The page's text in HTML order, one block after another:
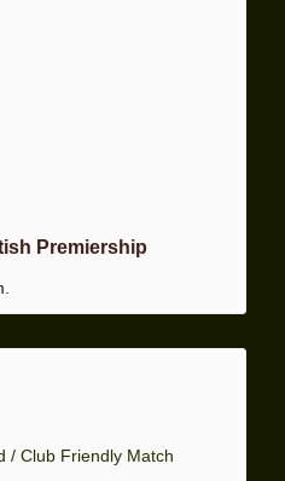
Premiership